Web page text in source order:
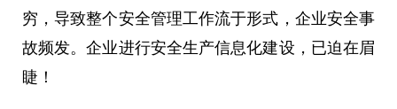
穷，导致整个安全管理工作流于形式，企业安全事
故频发。企业进行安全生产信息化建设，已迫在眉
睫！